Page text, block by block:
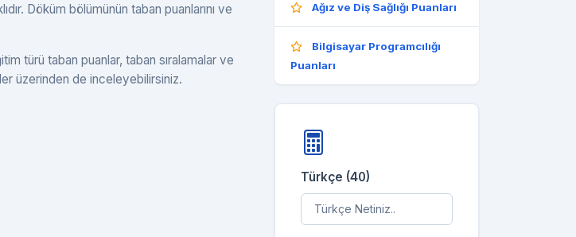
Döküm bölümünün taban puanlarını ve
türü taban puanlar, taban sıralamalar ve
üzerinden de inceleyebilirsiniz.
Ağız ve Diş Sağlığı Puanları
Bilgisayar Programcılığı
Puanları
Türkçe (40)